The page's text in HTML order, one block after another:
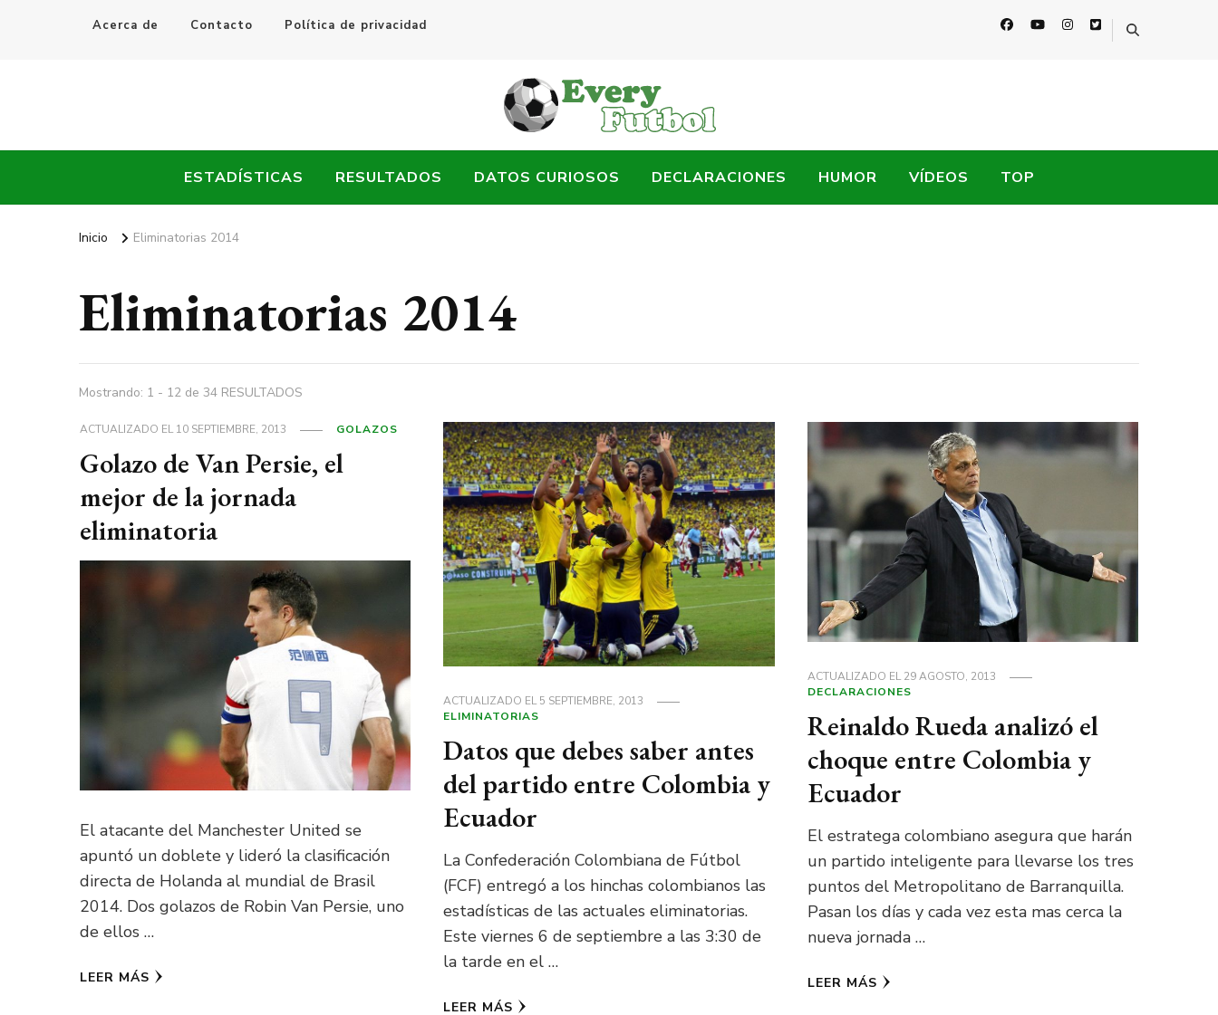
Acerca de Contacto Política de privacidad
Every Fútbol
ESTADÍSTICAS RESULTADOS DATOS CURIOSOS DECLARACIONES HUMOR VÍDEOS TOP
Inicio Eliminatorias 2014
Eliminatorias 2014
Mostrando: 1 - 12 de 34 RESULTADOS
ACTUALIZADO EL10 SEPTIEMBRE, 2013 GOLAZOS
Golazo de Van Persie, el
mejor de la jornada
eliminatoria
El atacante del Manchester United se
apuntó un doblete y lideró la clasificación
directa de Holanda al mundial de Brasil
2014. Dos golazos de Robin Van Persie, uno
de ellos …
LEER MÁS
ACTUALIZADO EL5 SEPTIEMBRE, 2013
ELIMINATORIAS
Datos que debes saber antes
del partido entre Colombia y
Ecuador
La Confederación Colombiana de Fútbol
(FCF) entregó a los hinchas colombianos las
estadísticas de las actuales eliminatorias.
Este viernes 6 de septiembre a las 3:30 de
la tarde en el …
LEER MÁS
ACTUALIZADO EL29 AGOSTO, 2013
DECLARACIONES
Reinaldo Rueda analizó el
choque entre Colombia y
Ecuador
El estratega colombiano asegura que harán
un partido inteligente para llevarse los tres
puntos del Metropolitano de Barranquilla.
Pasan los días y cada vez esta mas cerca la
nueva jornada …
LEER MÁS